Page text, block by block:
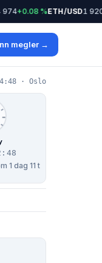
+0.08 % ETH/USD1 920
megler →
· Oslo
1 dag 11 t